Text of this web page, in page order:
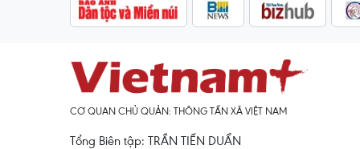
CƠ QUAN CHỦ QUẢN: THÔNG TẤN XÃ VIỆT NAM
Tổng Biên tập: TRẦN TIẾN DUẨN